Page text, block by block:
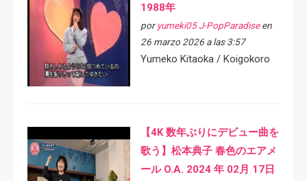
1988年
por yumeki05 J-PopParadiseen
26 marzo 2026 a las 3:57
Yumeko Kitaoka / Koigokoro
【4K 数年ぶりにデビュー曲を
歌う】松本典子 春色のエアメ
ール O.A. 2024 年 02月 17日